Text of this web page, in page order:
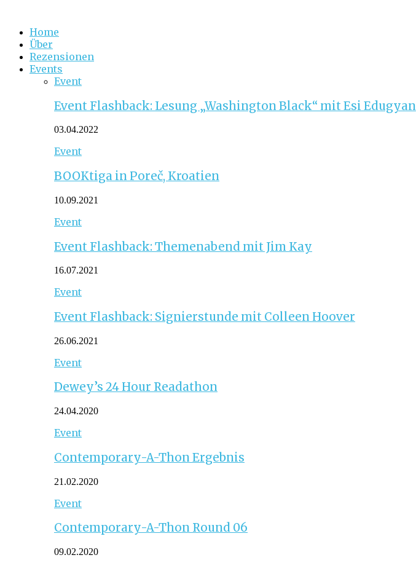
Home
Über
Rezensionen
Events
Event
Event Flashback: Lesung „Washington Black“ mit Esi Edugyan
03.04.2022
Event
BOOKtiga in Poreč, Kroatien
10.09.2021
Event
Event Flashback: Themenabend mit Jim Kay
16.07.2021
Event
Event Flashback: Signierstunde mit Colleen Hoover
26.06.2021
Event
Dewey’s 24 Hour Readathon
24.04.2020
Event
Contemporary-A-Thon Ergebnis
21.02.2020
Event
Contemporary-A-Thon Round 06
09.02.2020